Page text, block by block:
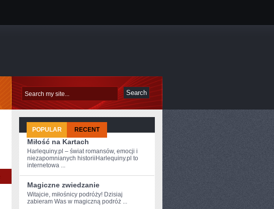
JEŚLI
POŻYCZAMY
FINANSE
POPULAR RECENT
Miłość na Kartach
Harlequiny.pl – świat romansów, emocji i
niezapomnianych historiiHarlequiny.pl to
internetowa ...
Magiczne zwiedzanie
Witajcie, miłośnicy podróży! ⁤Dzisiaj
‌zabieram Was w ⁤magiczną podróż ...